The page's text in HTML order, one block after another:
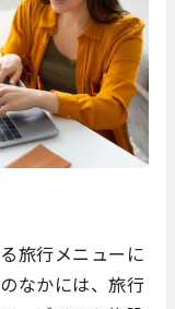
旅行メニューに
なかには、旅行